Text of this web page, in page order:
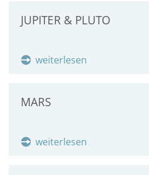
JUPITER & PLUTO
weiterlesen
MARS
weiterlesen